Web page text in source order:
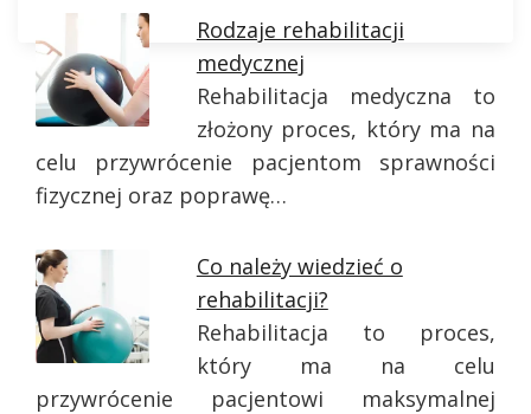
Rodzaje rehabilitacji
medycznej
Rehabilitacja medyczna to
złożony proces, który ma na
celu przywrócenie pacjentom sprawności
fizycznej oraz poprawę…
Co należy wiedzieć o
rehabilitacji?
Rehabilitacja to proces,
który ma na celu
przywrócenie pacjentowi maksymalnej